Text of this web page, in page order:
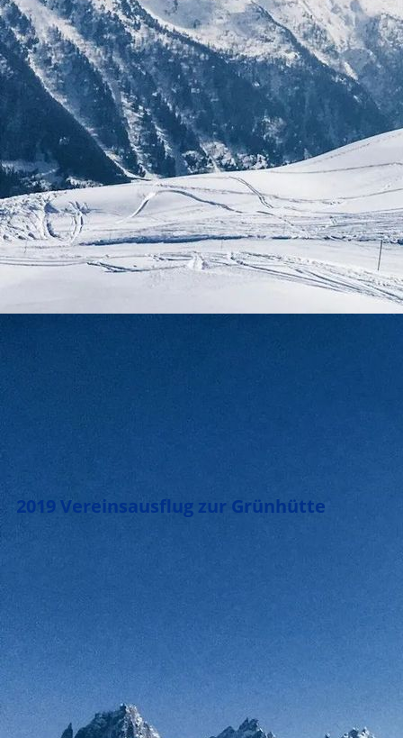
2019 Vereinsausflug zur Grünhütte